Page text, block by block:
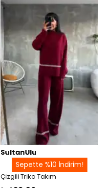
SultanUlu
Sepette %10 İndirim!
Çizgili Triko Takım